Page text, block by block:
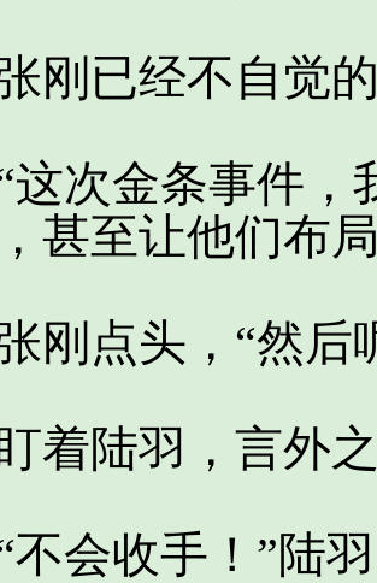
已经不自觉的
金条事件，
甚至让他们布
点头，“然后
陆羽，言外之
收手！”陆羽